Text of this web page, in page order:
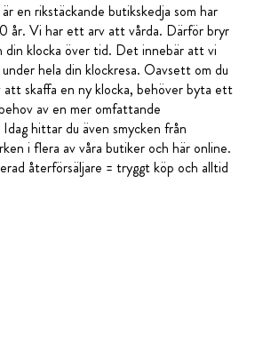
en rikstäckande butikskedja som har
år. Vi har ett arv att vårda. Därför bryr
din klocka över tid. Det innebär att vi
hela din klockresa. Oavsett om du
att skaffa en ny klocka, behöver byta ett
av en mer omfattande
hittar du även smycken från
i flera av våra butiker och här online.
återförsäljare = tryggt köp och alltid